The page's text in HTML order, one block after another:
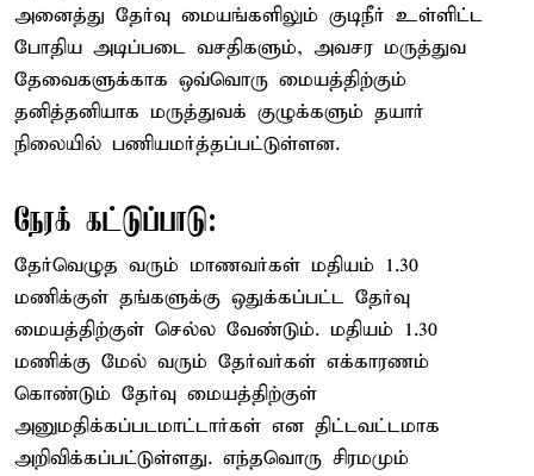
அனைத்து தேர்வு மையங்களிலும் குடிநீர் உள்ளிட்ட
போதிய அடிப்படை வசதிகளும், அவசர மருத்துவ
தேவைகளுக்காக ஒவ்வொரு மையத்திற்கும்
தனித்தனியாக மருத்துவக் குழுக்களும் தயார்
நிலையில் பணியமர்த்தப்பட்டுள்ளன.
நேரக் கட்டுப்பாடு:
தேர்வெழுத வரும் மாணவர்கள் மதியம் 1.30
மணிக்குள் தங்களுக்கு ஒதுக்கப்பட்ட தேர்வு
மையத்திற்குள் செல்ல வேண்டும். மதியம் 1.30
மணிக்கு மேல் வரும் தேர்வர்கள் எக்காரணம்
கொண்டும் தேர்வு மையத்திற்குள்
அனுமதிக்கப்படமாட்டார்கள் என திட்டவட்டமாக
அறிவிக்கப்பட்டுள்ளது. எந்தவொரு சிரமமும்